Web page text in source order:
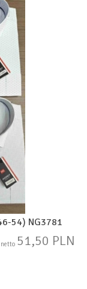
54) NG3781
netto 51,50 PLN